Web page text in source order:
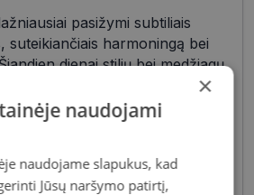
pasižymi subtiliais
suteikiančiais harmoningą bei
dienai stilių bei medžiagų
dizaineriams pristatyti Jums
ir drąsiausių
Tai ne tik regėjimo
kasdieninės išvaizdos
×
naudojami
naudojame slapukus, kad
Jūsų naršymo patirtį,